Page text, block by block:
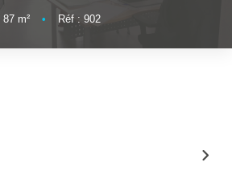
87m² • Réf : 902